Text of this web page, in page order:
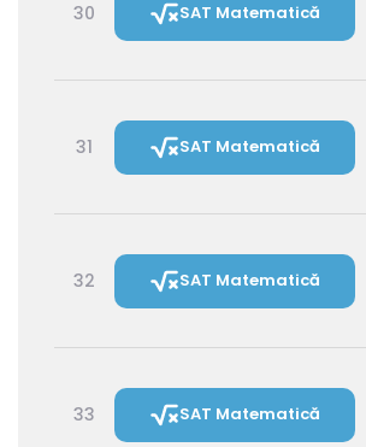
30 SAT Matematică
31 SAT Matematică
32 SAT Matematică
33 SAT Matematică